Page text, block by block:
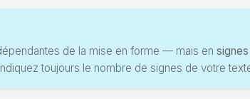
de la mise en forme — mais en
toujours le nombre de signes de votre